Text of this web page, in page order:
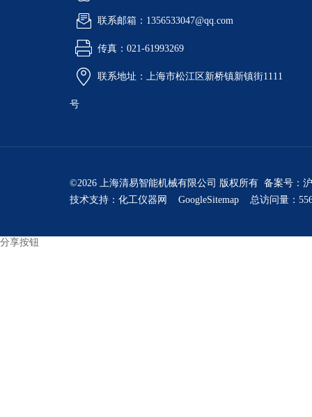
联系邮箱：1356533047@qq.com
传真：021-61993269
联系地址：上海市松江区新桥镇新镇街1111
号
©2026 上海清易智能机械有限公司 版权所有 备案号：
技术支持： 化工仪器网 GoogleSitemap 总访问量：
分享按钮